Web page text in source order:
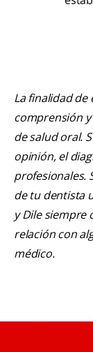
La finalidad
comprensión
de salud oral.
opinión, el
profesionales.
de tu dentista
y Dile siempre
relación con
médico.